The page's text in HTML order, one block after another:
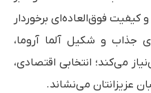
و کیفیت فوق‌العاده‌ای برخوردار
جذاب و شکیل آلما آروما،
می‌کند؛ انتخابی اقتصادی،
عزیزانتان می‌نشاند.